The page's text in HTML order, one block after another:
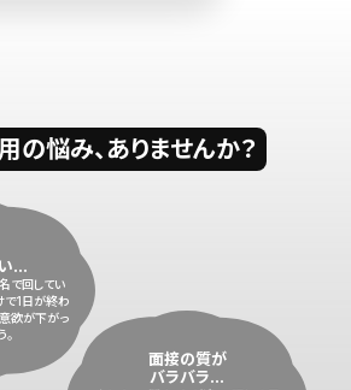
の悩み、ありませんか？
...
で回してい
で1日が終わ
欲が下がっ
。
面接の質が
バラバラ...